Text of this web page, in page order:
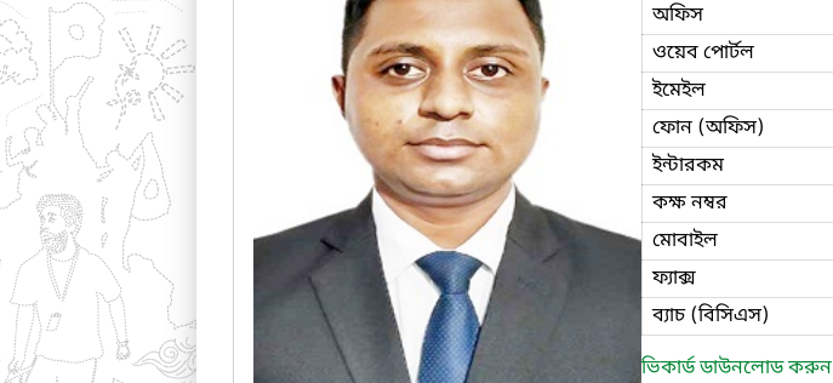
অফিস
ওয়েব পোর্টল
ইমেইল
ফোন (অফিস)
ইন্টারকম
কক্ষ নম্বর
মোবাইল
ফ্যাক্স
ব্যাচ (বিসিএস)
ভিকার্ড ডাউনলোড করুন